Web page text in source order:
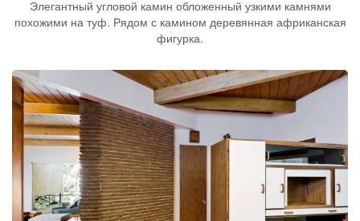
Элегантный угловой камин обложенный узкими камнями
похожими на туф. Рядом с камином деревянная африканская
фигурка.